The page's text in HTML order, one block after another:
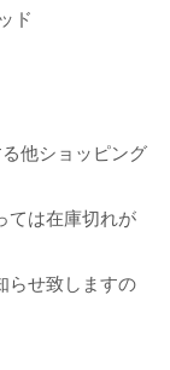
ド
他ショッピング
ては在庫切れが
らせ致しますの